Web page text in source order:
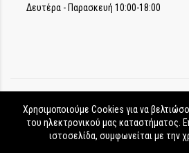
Δευτέρα - Παρασκευή 10:00-18:00
Χρησιμοποιούμε Cookies για να
του ηλεκτρονικού μας καταστήματος.
ιστοσελίδα, συμφωνείται με την